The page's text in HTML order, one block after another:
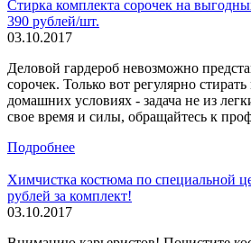
Стирка комплекта сорочек на
390 рублей/шт.
03.10.2017
Деловой гардероб невозможно
сорочек. Только вот регулярно
домашних условиях - задача не из
свое время и силы, обращайтесь к
Подробнее
Химчистка костюма по специальной
рублей за комплект!
03.10.2017